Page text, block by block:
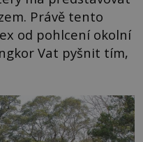
Právě tento
od pohlcení okolní
Vat pyšnit tím,